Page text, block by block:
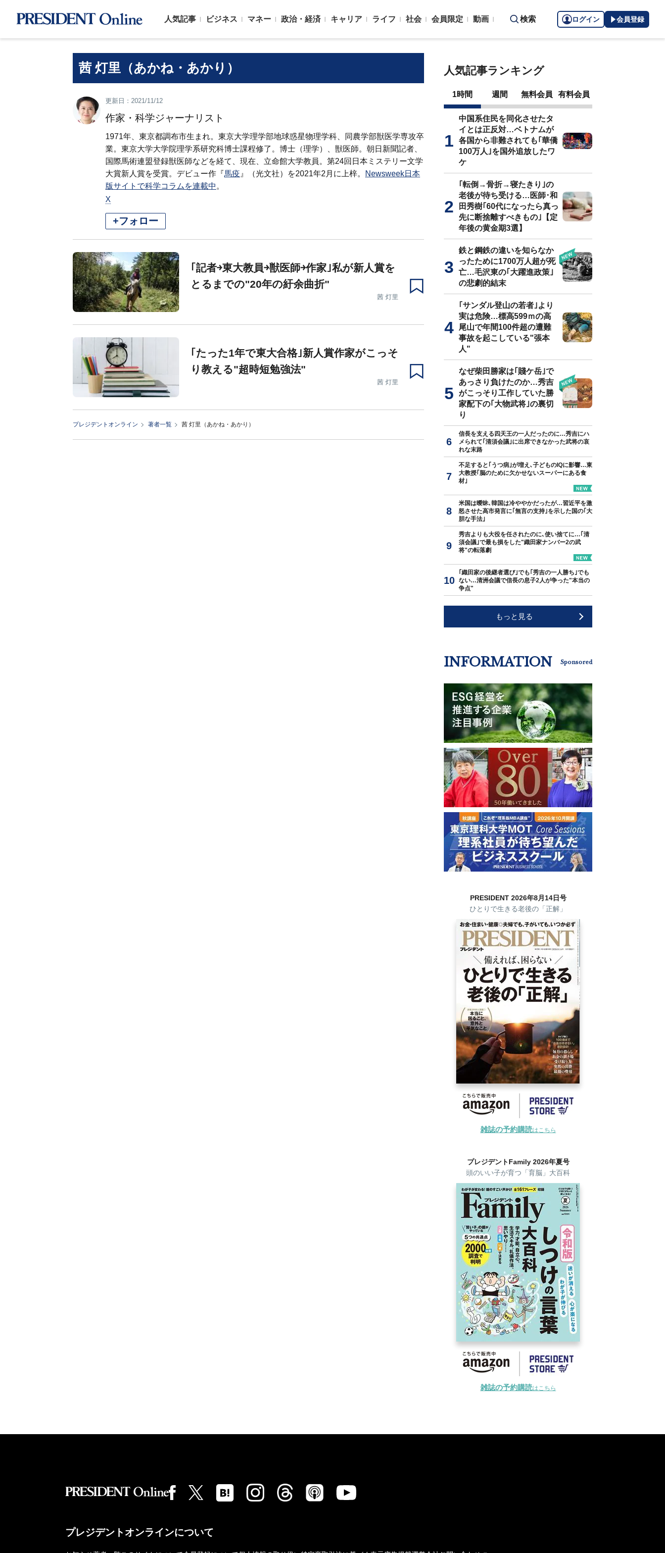
人気記事 ビジネス マネー 政治・経済 キャリア ライフ 社会 会員限定 動画 検索 ログイン 会員登録
茜 灯里（あかね・あかり）
更新日：2021/11/12
作家・科学ジャーナリスト
1971年、東京都調布市生まれ。東京大学理学部地球惑星物理学科、同農学部獣医学専攻卒
業。東京大学大学院理学系研究科博士課程修了。博士（理学）、獣医師。朝日新聞記者、
国際馬術連盟登録獣医師などを経て、現在、立命館大学教員。第24回日本ミステリー文学
大賞新人賞を受賞。デビュー作『馬疫 』（光文社）を2021年2月に上梓。
Newsweek日本
版サイトで科学コラムを連載中 。
X
+フォロー
｢記者￫東大教員￫獣医師￫作家｣私が新人賞を
とるまでの"20年の紆余曲折"
茜 灯里
｢たった1年で東大合格｣新人賞作家がこっそ
り教える"超時短勉強法"
茜 灯里
プレジデントオンライン 著者一覧 茜 灯里（あかね・あかり）
人気記事ランキング
1時間 週間 無料会員 有料会員
中国系住民を同化させたタ
イとは正反対…ベトナムが
各国から非難されても｢華僑
100万人｣を国外追放したワ
ケ
｢転倒→骨折→寝たきり｣の
老後が待ち受ける…医師･和
田秀樹｢60代になったら真っ
先に断捨離すべきもの｣【定
年後の黄金期3選】
鉄と鋼鉄の違いを知らなか
ったために1700万人超が死
亡…毛沢東の｢大躍進政策｣
の悲劇的結末
｢サンダル登山の若者｣より
実は危険…標高599ｍの高
尾山で年間100件超の遭難
事故を起こしている"張本
人"
なぜ柴田勝家は｢賤ケ岳｣で
あっさり負けたのか…秀吉
がこっそり工作していた勝
家配下の｢大物武将｣の裏切
り
信長を支える四天王の一人だったのに…秀吉にハ
メられて｢清須会議｣に出席できなかった武将の哀
れな末路
不足すると｢うつ病｣が増え､子どものIQに影響…東
大教授｢脳のために欠かせないスーパーにある食
材｣
米国は曖昧､韓国は冷ややかだったが…習近平を激
怒させた高市発言に｢無言の支持｣を示した国の｢大
胆な手法｣
秀吉よりも大役を任されたのに､使い捨てに…｢清
須会議｣で最も損をした"織田家ナンバー2の武
将"の転落劇
｢織田家の後継者選び｣でも｢秀吉の一人勝ち｣でも
ない…清洲会議で信長の息子2人が争った"本当の
争点"
もっと見る
INFORMATION Sponsored
PRESIDENT 2026年8月14日号
ひとりで生きる老後の「正解」
雑誌の予約購読はこちら
プレジデントFamily 2026年夏号
頭のいい子が育つ「育脳」大百科
雑誌の予約購読はこちら
プレジデントオンラインについて